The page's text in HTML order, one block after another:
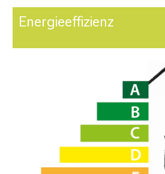
Energieeffizienz